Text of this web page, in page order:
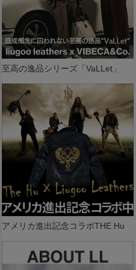
至高の逸品シリーズ「VaLLet」
アメリカ進出記念コラボTHE Hu